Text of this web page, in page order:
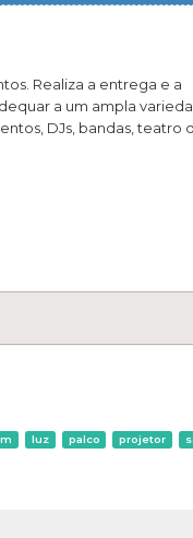
Realiza a entrega e a
a um ampla
DJs, bandas, teatro
luz palco projetor